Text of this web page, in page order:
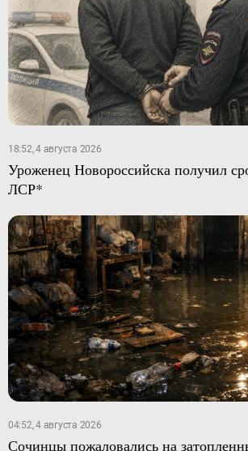
18:52, 4 августа 2026
Уроженец Новороссийска получил
ЛСР*
04:52, 4 августа 2026
Сочинцы пожаловались на